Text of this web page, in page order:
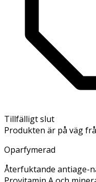
Tillfälligt slut
Produkten är på väg
Oparfymerad
Återfuktande antiage-